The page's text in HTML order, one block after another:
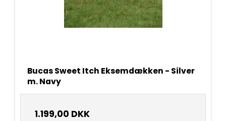
Bucas Sweet Itch Eksemdækken - Silver
m. Navy
1.199,00 DKK